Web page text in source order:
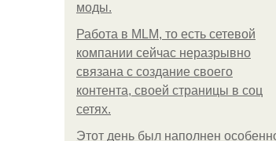
моды.
Работа в MLM, то есть сетевой
компании сейчас неразрывно
связана с создание своего
контента, своей страницы в соц
сетях.
Этот день был наполнен